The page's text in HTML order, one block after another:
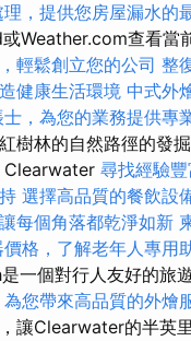
理，提供您房屋漏水的
Weather.com查看當
輕鬆創立您的公司 整
健康生活環境 中式外
，為您的業務提供專
樹林的自然路徑的發
Clearwater 尋找經驗
選擇高品質的餐飲設
每個角落都乾淨如新
格，了解老年人專用
一個對行人友好的旅
您帶來高品質的外燴
讓Clearwater的半英